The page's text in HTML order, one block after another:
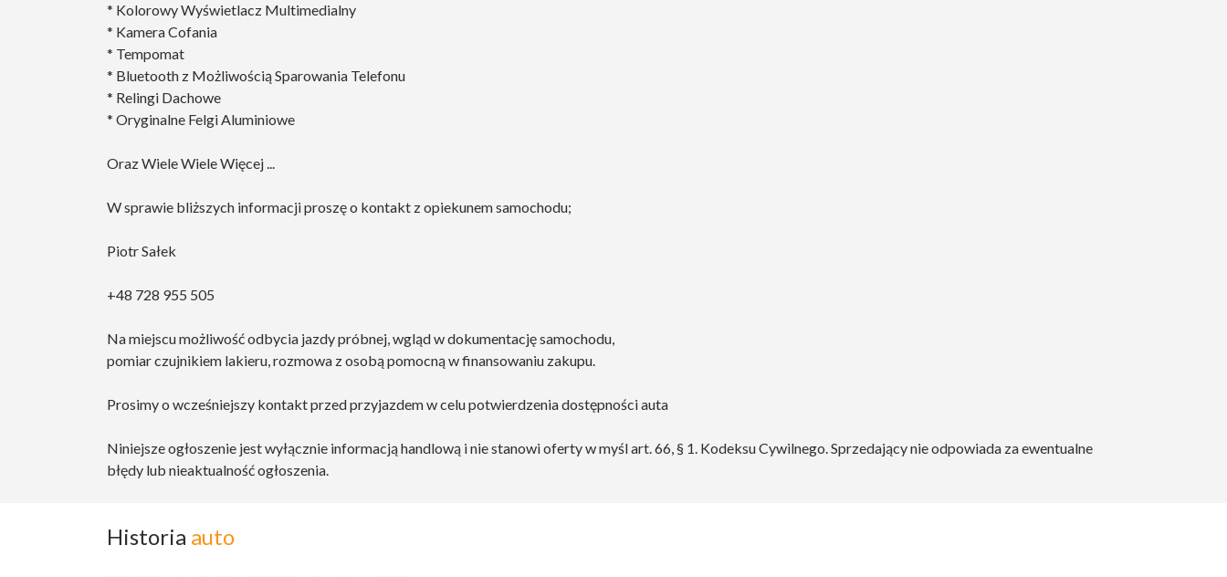
* Kolorowy Wyświetlacz Multimedialny
* Kamera Cofania
* Tempomat
* Bluetooth z Możliwością Sparowania Telefonu
* Relingi Dachowe
* Oryginalne Felgi Aluminiowe
Oraz Wiele Wiele Więcej ...
W sprawie bliższych informacji proszę o kontakt z opiekunem samochodu;
Piotr Sałek
+48 728 955 505
Na miejscu możliwość odbycia jazdy próbnej, wgląd w dokumentację samochodu,
pomiar czujnikiem lakieru, rozmowa z osobą pomocną w finansowaniu zakupu.
Prosimy o wcześniejszy kontakt przed przyjazdem w celu potwierdzenia dostępności auta
Niniejsze ogłoszenie jest wyłącznie informacją handlową i nie stanowi oferty w myśl art. 66, § 1. Kodeksu Cywilnego. Sprzedający nie odpowiada za ewentualne
błędy lub nieaktualność ogłoszenia.
Historia auto